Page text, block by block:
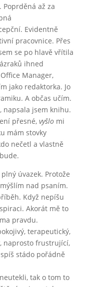
až za
Evidentně
pracovnice. Přes
se po hlavě vřítila
ihned
Manager,
jako redaktorka. Jo
A občas učím.
napsala jsem knihu.
přesné, vyšlomi
mám stovky
nečetl a vlastně
úvazek. Protože
nad psaním.
Když nepíšu
Akorát mě to
pravdu.
terapeutický,
naprosto frustrující,
stádo pořádně
tak o tom to